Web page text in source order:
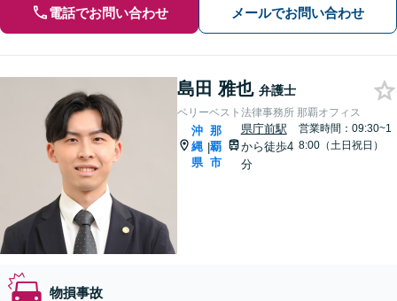
電話でお問い合わせ メールでお問い合わせ
島田 雅也 弁護士
ベリーベスト法律事務所 那覇オフィス
沖
縄
県
|
那
覇
市
県庁前駅
から徒歩4
分
営業時間：09:30~1
8:00（土日祝日）
物損事故